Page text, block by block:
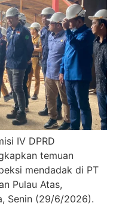
IV DPRD
temuan
mendadak di PT
Pulau Atas,
Senin (29/6/2026).